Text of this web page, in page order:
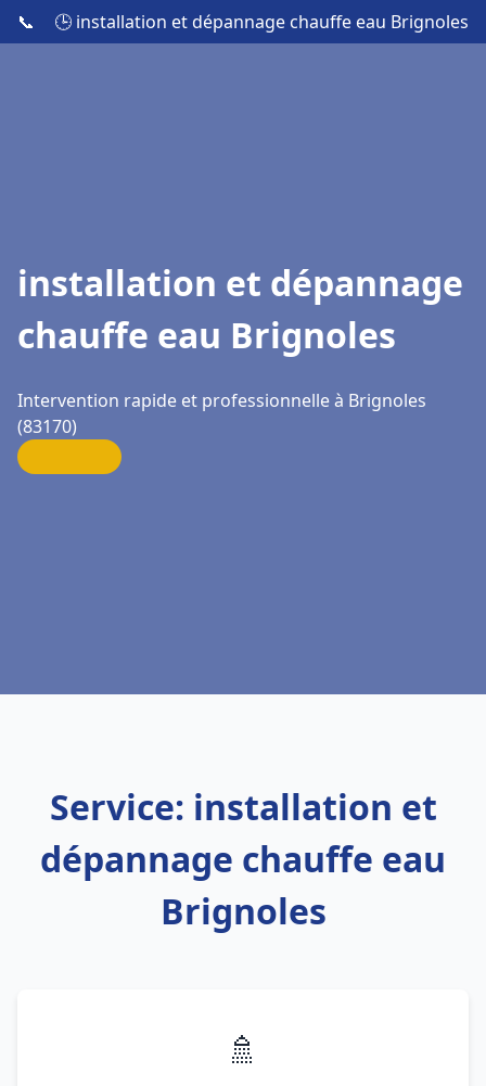
📞 🕒 installation et dépannage chauffe eau Brignoles
installation et dépannage
chauffe eau Brignoles
Intervention rapide et professionnelle à Brignoles
(83170)
Service: installation et
dépannage chauffe eau
Brignoles
🚿